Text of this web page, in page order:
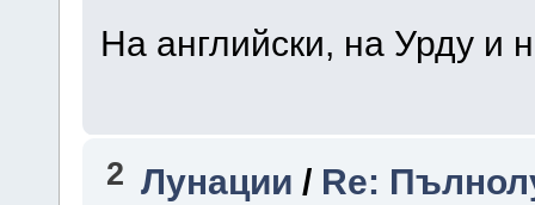
На английски, на Урду и
2 Лунации / Re: